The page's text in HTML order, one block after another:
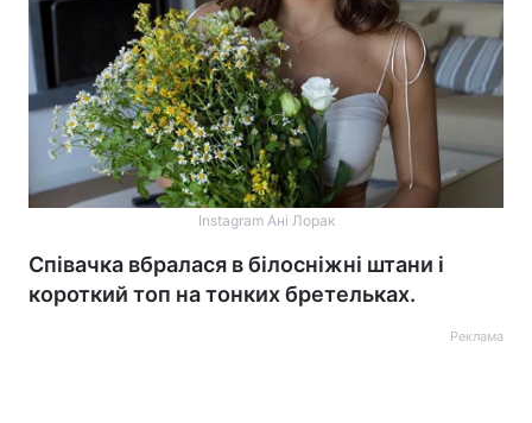
Instagram Ані Лорак
Співачка вбралася в білосніжні штани і
короткий топ на тонких бретельках.
Реклама